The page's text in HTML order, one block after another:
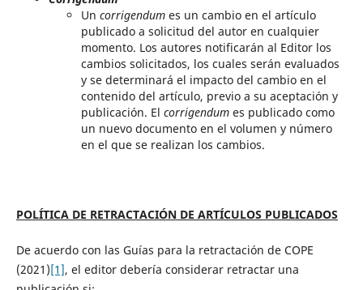
Un corrigendumes un cambio en el artículo
publicado a solicitud del autor en cualquier
momento. Los autores notificarán al Editor los
cambios solicitados, los cuales serán evaluados
y se determinará el impacto del cambio en el
contenido del artículo, previo a su aceptación y
publicación. El corrigendumes publicado como
un nuevo documento en el volumen y número
en el que se realizan los cambios.
POLÍTICA DE RETRACTACIÓN DE ARTÍCULOS PUBLICADOS
De acuerdo con las Guías para la retractación de COPE
(2021)[1], el editor debería considerar retractar una